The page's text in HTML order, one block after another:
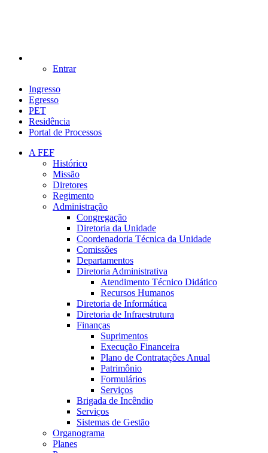
Entrar
Ingresso
Egresso
PET
Residência
Portal de Processos
A FEF
Histórico
Missão
Diretores
Regimento
Administração
Congregação
Diretoria da Unidade
Coordenadoria Técnica da Unidade
Comissões
Departamentos
Diretoria Administrativa
Atendimento Técnico Didático
Recursos Humanos
Diretoria de Informática
Diretoria de Infraestrutura
Finanças
Suprimentos
Execução Financeira
Plano de Contratações Anual
Patrimônio
Formulários
Serviços
Brigada de Incêndio
Serviços
Sistemas de Gestão
Organograma
Planes